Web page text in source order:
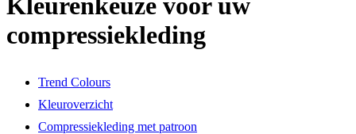
Kleurenkeuze voor uw
compressiekleding
Trend Colours
Kleuroverzicht
Compressiekleding met patroon